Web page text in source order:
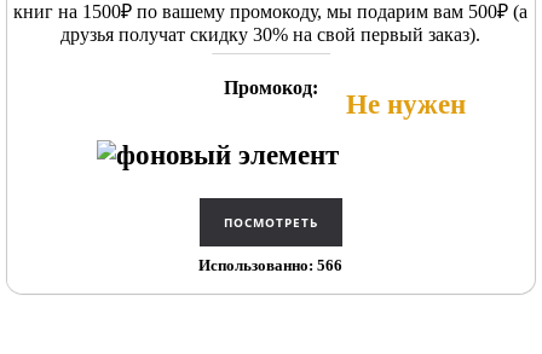
книг на 1500₽ по вашему промокоду, мы подарим вам 500₽ (а
друзья получат скидку 30% на свой первый заказ).
Промокод:
Не нужен
Использованно: 566